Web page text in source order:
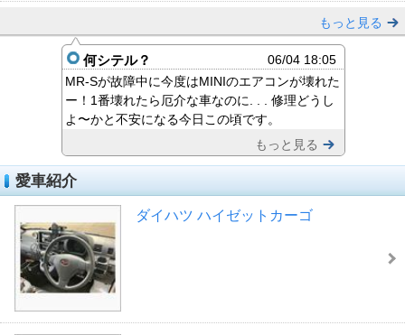
もっと見る
何シテル？
06/04 18:05
MR-Sが故障中に今度はMINIのエアコンが壊れた
ー！1番壊れたら厄介な車なのに. . . 修理どうし
よ〜かと不安になる今日この頃です。
もっと見る
愛車紹介
ダイハツ ハイゼットカーゴ